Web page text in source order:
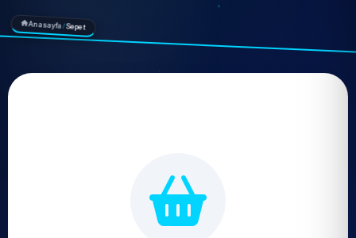
Anasayfa/Sepet